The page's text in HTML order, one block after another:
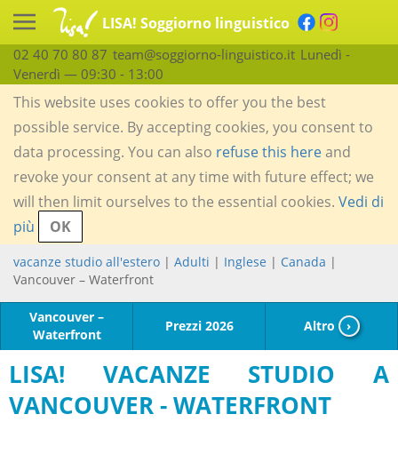
LISA! Soggiorno linguistico
02 40 70 80 87 team@soggiorno-linguistico.it Lunedì -
Venerdì — 09:30 - 13:00
This website uses cookies to offer you the best
possible service. By accepting cookies, you consent to
data processing. You can also refuse this hereand
revoke your consent at any time with future effect; we
will then limit ourselves to the essential cookies. Vedi di
più
OK
vacanze studio all'estero | Adulti | Inglese | Canada |
Vancouver – Waterfront
Vancouver –
Waterfront
Prezzi 2026 Altro ›
LISA! VACANZE STUDIO A
VANCOUVER - WATERFRONT